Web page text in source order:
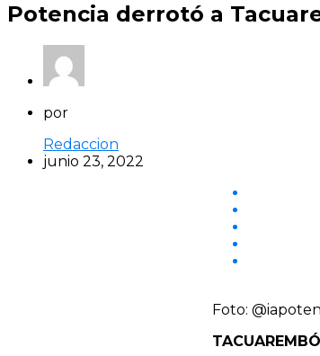
Potencia derrotó a
por
Redaccion
junio 23, 2022
Foto: